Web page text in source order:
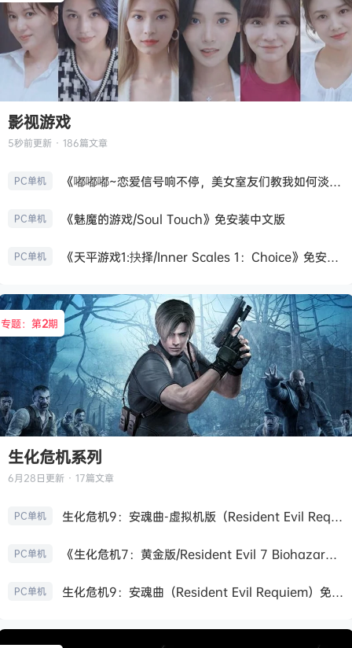
影视游戏
5秒前更新 · 186篇文章
PC单机 《嘟嘟嘟~恋爱信号响不停，美女室友们教我如何淡定？/Roommates, Romance, and Ringing Hearts》免安装中文版
PC单机 《魅魔的游戏/Soul Touch》免安装中文版
PC单机 《天平游戏1:抉择/Inner Scales 1：Choice》免安装中文版
专题：第2期
生化危机系列
6月28日更新 · 17篇文章
PC单机 生化危机9：安魂曲-虚拟机版（Resident Evil Requiem HYPERVISOR）免安装中文版
PC单机 《生化危机7：黄金版/Resident Evil 7 Biohazard》免安装中文版
PC单机 生化危机9：安魂曲（Resident Evil Requiem）免安装中文版